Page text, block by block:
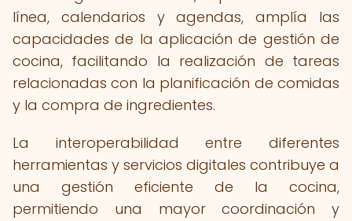
línea, calendarios y agendas, amplía las
capacidades de la aplicación de gestión de
cocina, facilitando la realización de tareas
relacionadas con la planificación de comidas
y la compra de ingredientes.
La interoperabilidad entre diferentes
herramientas y servicios digitales contribuye a
una gestión eficiente de la cocina,
permitiendo una mayor coordinación y